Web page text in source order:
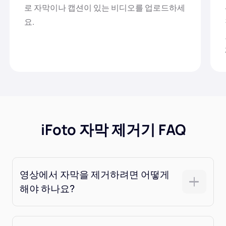
로 자막이나 캡션이 있는 비디오를 업로드하세
요.
iFoto 자막 제거기 FAQ
영상에서 자막을 제거하려면 어떻게
해야 하나요?